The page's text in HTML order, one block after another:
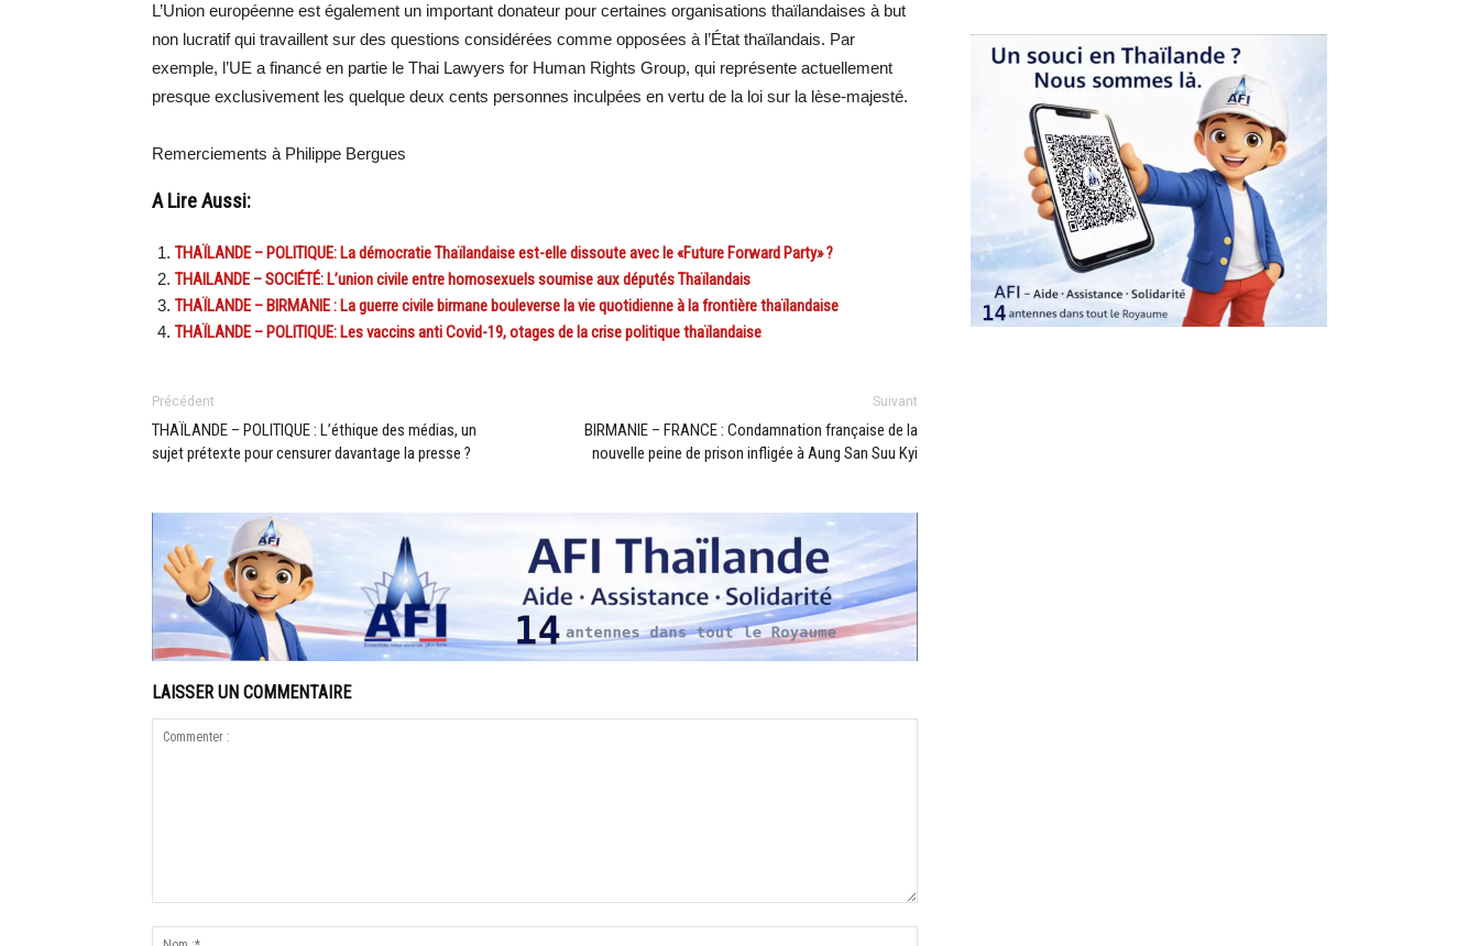
L’Union européenne est également un important donateur pour certaines organisations thaïlandaises à but
non lucratif qui travaillent sur des questions considérées comme opposées à l’État thaïlandais. Par
exemple, l’UE a financé en partie le Thai Lawyers for Human Rights Group, qui représente actuellement
presque exclusivement les quelque deux cents personnes inculpées en vertu de la loi sur la lèse-majesté.
Remerciements à Philippe Bergues
A Lire Aussi:
THAÏLANDE – POLITIQUE: La démocratie Thaïlandaise est-elle dissoute avec le «Future Forward Party» ?
THAILANDE – SOCIÉTÉ: L’union civile entre homosexuels soumise aux députés Thaïlandais
THAÏLANDE – BIRMANIE : La guerre civile birmane bouleverse la vie quotidienne à la frontière thaïlandaise
THAÏLANDE – POLITIQUE: Les vaccins anti Covid-19, otages de la crise politique thaïlandaise
Précédent
THAÏLANDE – POLITIQUE : L’éthique des médias, un
sujet prétexte pour censurer davantage la presse ?
Suivant
BIRMANIE – FRANCE : Condamnation française de la
nouvelle peine de prison infligée à Aung San Suu Kyi
LAISSER UN COMMENTAIRE